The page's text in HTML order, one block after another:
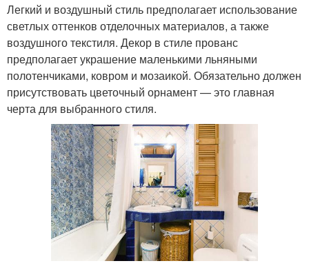
Легкий и воздушный стиль предполагает использование
светлых оттенков отделочных материалов, а также
воздушного текстиля. Декор в стиле прованс
предполагает украшение маленькими льняными
полотенчиками, ковром и мозаикой. Обязательно должен
присутствовать цветочный орнамент — это главная
черта для выбранного стиля.